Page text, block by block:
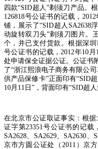
四款“SID超人 ”剃须刀产品。
126818号公证书的记载， 2012
铺，展示了“SID超人 SA2638
动旋转双刀头”剃须刀图片。
个，并已支付货款。根据深
号公证书的记载， 2012年10 月
处申请保全证据公证。公证书
了“浙江熙浪电子商务有限公司
供产品保修卡”正面印有“SID
10 月 11 日 ” ，背面印有“SID超
在北京市公证取证事实：根
证字第23351 号公证书的记载
SA2628
SA2629、 SA2630
京市方圆公证处（ 2011 ）京